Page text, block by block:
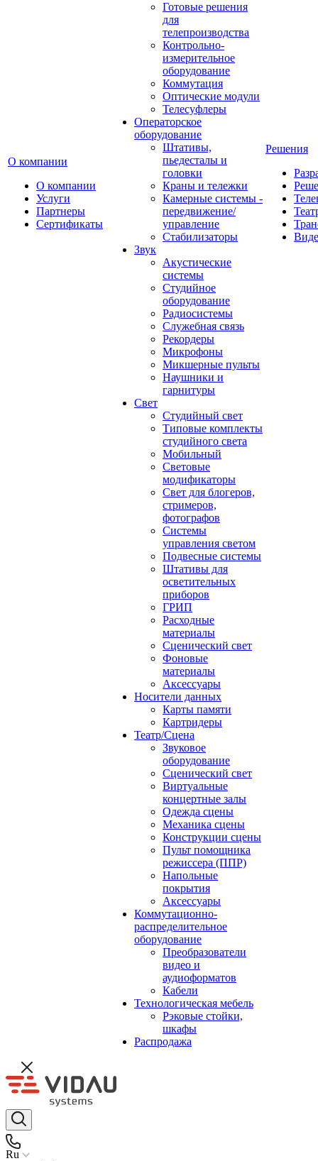
О компании
О компании
Услуги
Партнеры
Сертификаты
Готовые решения
для
телепроизводства
Контрольно-
измерительное
оборудование
Коммутация
Оптические модули
Телесуфлеры
Операторское
оборудование
Штативы,
пьедесталы и
головки
Краны и тележки
Камерные системы -
передвижение/
управление
Стабилизаторы
Звук
Акустические
системы
Студийное
оборудование
Радиосистемы
Служебная связь
Рекордеры
Микрофоны
Микшерные пульты
Наушники и
гарнитуры
Свет
Студийный свет
Типовые комплекты
студийного света
Мобильный
Световые
модификаторы
Свет для блогеров,
стримеров,
фотографов
Системы
управления светом
Подвесные системы
Штативы для
осветительных
приборов
ГРИП
Расходные
материалы
Сценический свет
Фоновые
материалы
Аксессуары
Носители данных
Карты памяти
Картридеры
Театр/Сцена
Звуковое
оборудование
Сценический свет
Виртуальные
концертные залы
Одежда сцены
Механика сцены
Конструкции сцены
Пульт помощника
режиссера (ППР)
Напольные
покрытия
Аксессуары
Коммутационно-
распределительное
оборудование
Преобразователи
видео и
аудиоформатов
Кабели
Технологическая мебель
Рэковые стойки,
шкафы
Распродажа
Решения
Ru